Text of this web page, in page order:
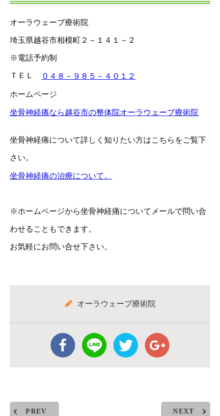
オーラウェーブ療術院
埼玉県越谷市相模町２－１４１－２
※電話予約制
ＴＥＬ ０４８－９８５－４０１２
ホームページ
坐骨神経痛なら越谷市の整体院オーラウェーブ療術院
坐骨神経痛について詳しく知りたい方はこちらをご覧下
さい。
坐骨神経痛の治療について。
※ホームページから坐骨神経痛についてメールで問い合
わせることもできます。
お気軽にお問い合せ下さい。
オーラウェーブ療術院
PREV NEXT